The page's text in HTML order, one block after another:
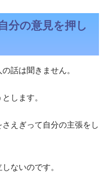
分の意見を押し
話は聞きません。
します。
えぎって自分の主張をし
ないのです。